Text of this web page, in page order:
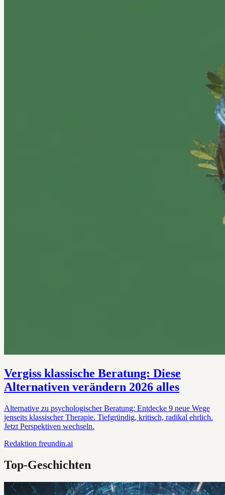
Vergiss klassische Beratung: Diese
Alternativen verändern 2026 alles
Alternative zu psychologischer Beratung: Entdecke 9 neue Wege
jenseits klassischer Therapie. Tiefgründig, kritisch, radikal ehrlich.
Jetzt Perspektiven wechseln.
Redaktion freundin.ai
Top-Geschichten